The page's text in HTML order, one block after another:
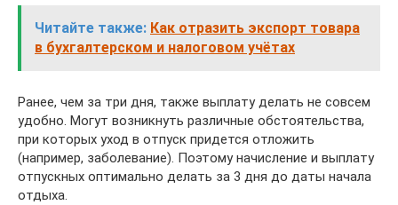
Читайте также: Как отразить экспорт товара
в бухгалтерском и налоговом учётах
Ранее, чем за три дня, также выплату делать не совсем
удобно. Могут возникнуть различные обстоятельства,
при которых уход в отпуск придется отложить
(например, заболевание). Поэтому начисление и выплату
отпускных оптимально делать за 3 дня до даты начала
отдыха.